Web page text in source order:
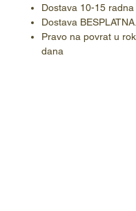
Dostava 10-15
Dostava BESPLATNA.
Pravo na povrat u
dana